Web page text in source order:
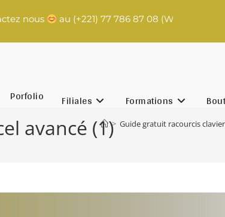
au (+221) 77 786 87 08 (WhatsApp) |
Porfolio Filiales Formations
avancé (1)> Guide gratuit racourcis